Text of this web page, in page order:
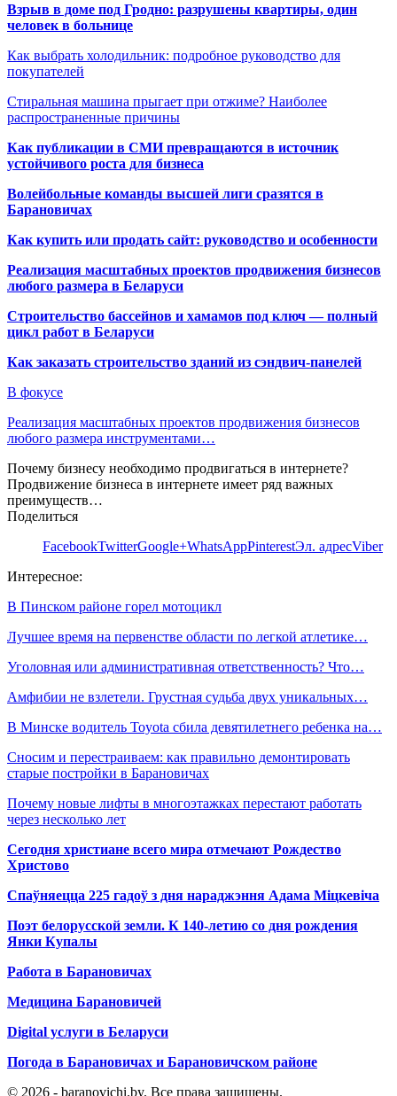
Взрыв в доме под Гродно: разрушены квартиры, один
человек в больнице
Как выбрать холодильник: подробное руководство для
покупателей
Стиральная машина прыгает при отжиме? Наиболее
распространенные причины
Как публикации в СМИ превращаются в источник
устойчивого роста для бизнеса
Волейбольные команды высшей лиги сразятся в
Барановичах
Как купить или продать сайт: руководство и особенности
Реализация масштабных проектов продвижения бизнесов
любого размера в Беларуси
Строительство бассейнов и хамамов под ключ — полный
цикл работ в Беларуси
Как заказать строительство зданий из сэндвич-панелей
В фокусе
Реализация масштабных проектов продвижения бизнесов
любого размера инструментами…
Почему бизнесу необходимо продвигаться в интернете?
Продвижение бизнеса в интернете имеет ряд важных
преимуществ…
Поделиться
FacebookTwitterGoogle+WhatsAppPinterestЭл. адресViber
Интересное:
В Пинском районе горел мотоцикл
Лучшее время на первенстве области по легкой атлетике…
Уголовная или административная ответственность? Что…
Амфибии не взлетели. Грустная судьба двух уникальных…
В Минске водитель Toyota сбила девятилетнего ребенка на…
Сносим и перестраиваем: как правильно демонтировать
старые постройки в Барановичах
Почему новые лифты в многоэтажках перестают работать
через несколько лет
Сегодня христиане всего мира отмечают Рождество
Христово
Спаўняецца 225 гадоў з дня нараджэння Адама Міцкевіча
Поэт белорусской земли. К 140-летию со дня рождения
Янки Купалы
Работа в Барановичах
Медицина Барановичей
Digital услуги в Беларуси
Погода в Барановичах и Барановичском районе
© 2026 - baranovichi.by. Все права защищены.